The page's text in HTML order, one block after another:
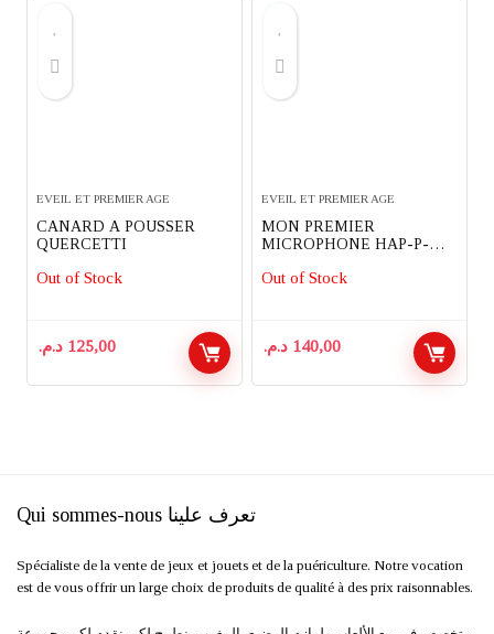
EVEIL ET PREMIER AGE
CANARD A POUSSER
QUERCETTI
Out of Stock
125,00 د.م.
EVEIL ET PREMIER AGE
MON PREMIER
MICROPHONE HAP-P-
Out of Stock
140,00 د.م.
Qui sommes-nous تعرف علينا
Spécialiste de la vente de jeux et jouets et de la puériculture. Notre vocation
est de vous offrir un large choix de produits de qualité à des prix raisonnables.